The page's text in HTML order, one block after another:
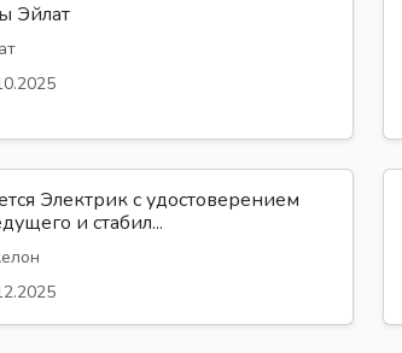
Эйлат
Электрик с удостоверением
и стабил...